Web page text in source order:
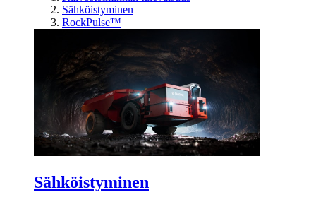
Sähköistyminen
RockPulse™
Sähköistyminen